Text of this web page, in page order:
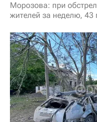
Морозова: при
жителей за неделю, 43